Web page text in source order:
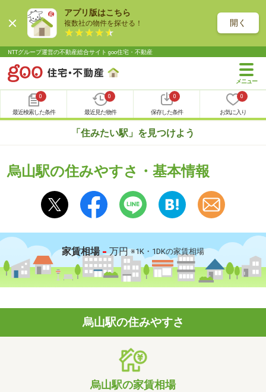
アプリ版はこちら
複数社の物件を探せる！ 開く
NTTグループ運営の不動産総合サイト goo住宅・不動産
0
最近検索した条件
0
最近見た物件
0
保存した条件
0
お気に入り
「住みたい駅」を見つけよう
烏山駅の住みやすさ・基本情報
家賃相場 - 万円 ※1K・1DKの家賃相場
烏山駅の住みやすさ
烏山駅の家賃相場